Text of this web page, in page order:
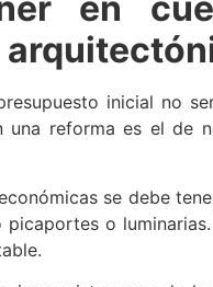
en
inicial no
una reforma es el de
se debe
o